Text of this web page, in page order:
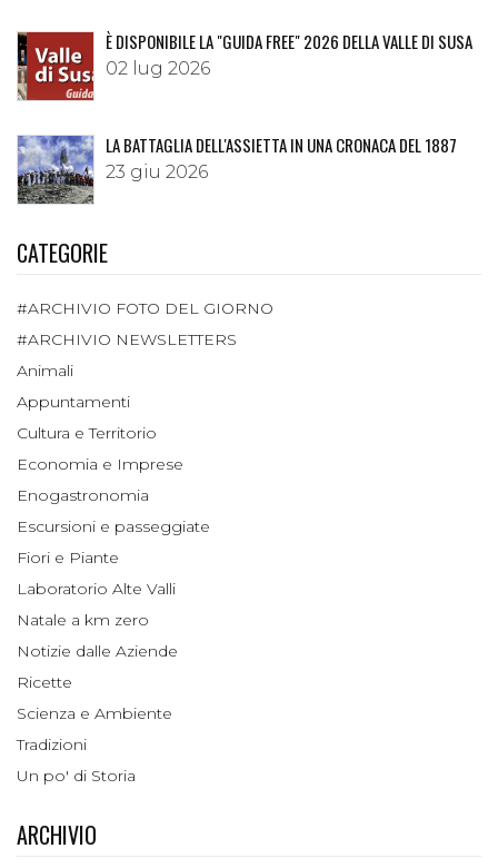
È DISPONIBILE LA "GUIDA FREE" 2026 DELLA VALLE DI SUSA
02 lug 2026
LA BATTAGLIA DELL'ASSIETTA IN UNA CRONACA DEL 1887
23 giu 2026
CATEGORIE
#ARCHIVIO FOTO DEL GIORNO
#ARCHIVIO NEWSLETTERS
Animali
Appuntamenti
Cultura e Territorio
Economia e Imprese
Enogastronomia
Escursioni e passeggiate
Fiori e Piante
Laboratorio Alte Valli
Natale a km zero
Notizie dalle Aziende
Ricette
Scienza e Ambiente
Tradizioni
Un po' di Storia
ARCHIVIO